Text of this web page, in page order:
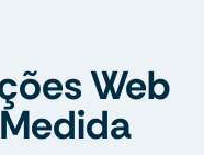
Web